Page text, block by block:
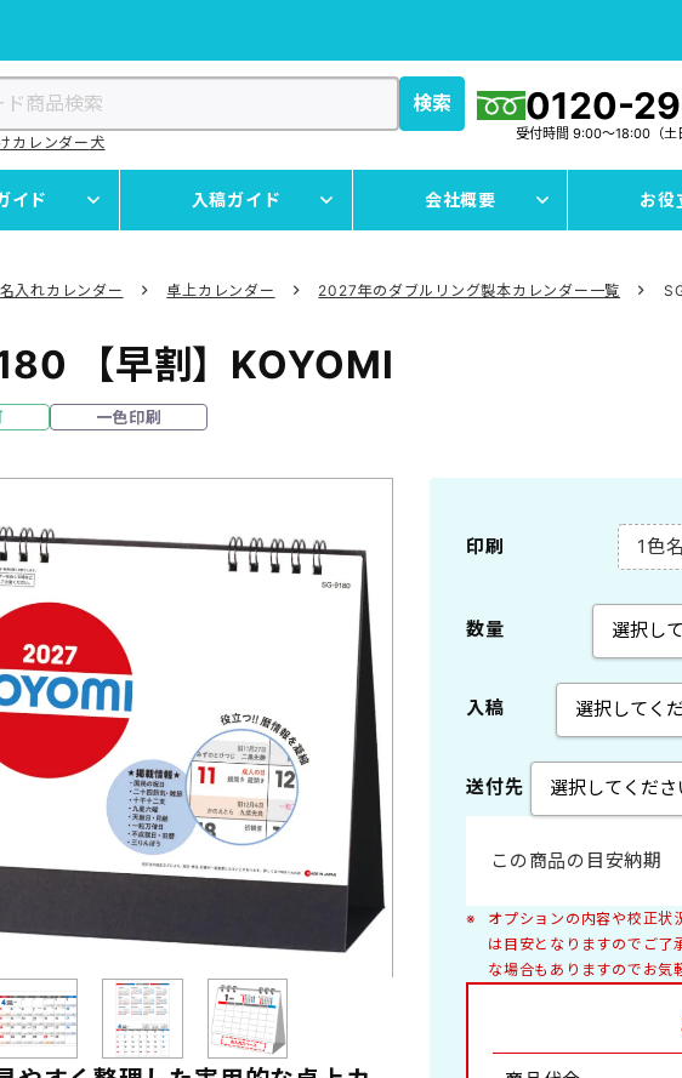
検索
カレンダー 犬
0120-
受付時間 9:00～18:00（土
イド 入稿ガイド 会社概要 お役
名入れカレンダー 卓上カレンダー 2027年のダブルリング製本カレンダー一覧
【早割】KOYOMI
一色印刷
印刷 1色
数量
入稿
送付先
この商品の目安納期
オプションの内容や校正状
は目安となりますのでご了
な場合もありますのでお気
製本 ペーパーリング製本
プラスチックスタンド
デスクマット・他 木
B3切 46/3切
B8切 46/8切
A4切 菊4
自然 世
日本の風景
ンジメント
工芸